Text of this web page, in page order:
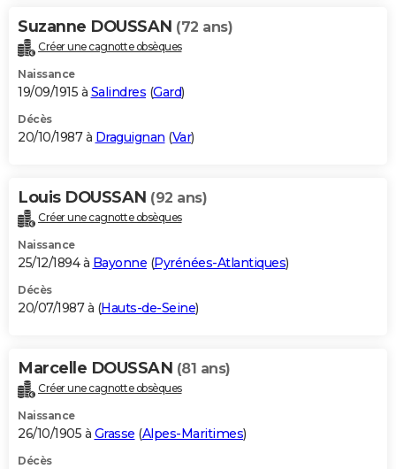
Suzanne DOUSSAN (72 ans)
Créer une cagnotte obsèques
Naissance
19/09/1915 à Salindres (Gard)
Décès
20/10/1987 à Draguignan (Var)
Louis DOUSSAN (92 ans)
Créer une cagnotte obsèques
Naissance
25/12/1894 à Bayonne (Pyrénées-Atlantiques)
Décès
20/07/1987 à (Hauts-de-Seine)
Marcelle DOUSSAN (81 ans)
Créer une cagnotte obsèques
Naissance
26/10/1905 à Grasse (Alpes-Maritimes)
Décès